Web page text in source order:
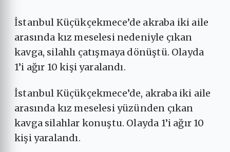
İstanbul Küçükçekmece’de akraba iki aile
arasında kız meselesi nedeniyle çıkan
kavga, silahlı çatışmaya dönüştü. Olayda
1’i ağır 10 kişi yaralandı.
İstanbul Küçükçekmece’de, akraba iki aile
arasında kız meselesi yüzünden çıkan
kavga silahlar konuştu. Olayda 1’i ağır 10
kişi yaralandı.